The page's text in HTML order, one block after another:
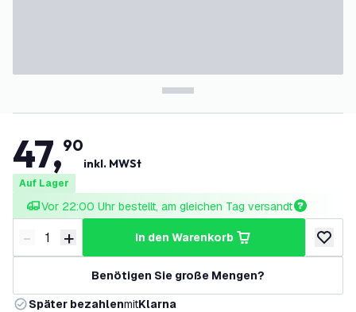
47,90
inkl. MWSt
Auf Lager
Vor 22:00 Uhr bestellt, am gleichen Tag versandt
Menge verringern
- Menge erhöhen
+ in den Warenkorb
zur
Benötigen Sie große Mengen?
Später bezahlenmitKlarna